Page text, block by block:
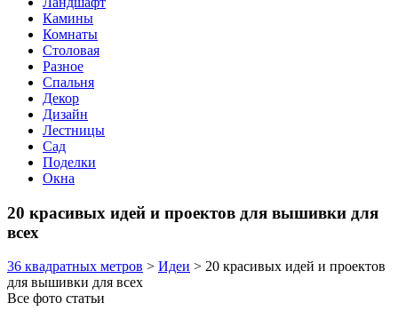
Камины
Комнаты
Столовая
Разное
Спальня
Декор
Дизайн
Лестницы
Сад
Поделки
Окна
20 красивых идей и проектов для вышивки для
всех
36 квадратных метров > Идеи > 20 красивых идей и проектов
для вышивки для всех
Все фото статьи